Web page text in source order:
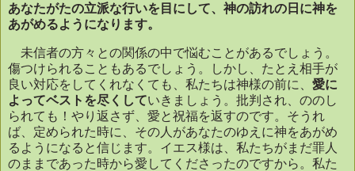
あなたがたの立派な行いを目にして、神の訪れの日に神を
あがめるようになります。
未信者の方々との関係の中で悩むことがあるでしょう。
傷つけられることもあるでしょう。しかし、たとえ相手が
良い対応をしてくれなくても、私たちは神様の前に、 愛に
よってベストを尽くしていきましょう。批判され、ののし
られても！やり返さず、愛と祝福を返すのです。そうれ
ば、定められた時に、その人があなたのゆえに神をあがめ
るようになると信じます。イエス様は、私たちがまだ罪人
のままであった時から愛してくださったのですから。私た